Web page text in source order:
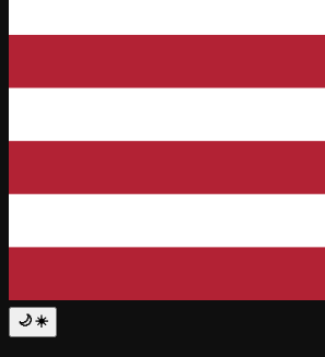
🌙☀️